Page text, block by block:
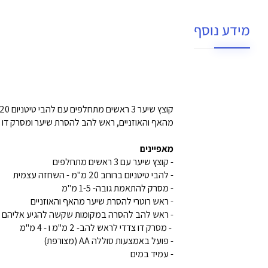
מידע נוסף
קוצץ שיער 3 ראשים מתחלפים עם להבי טיטניום 20 מ"מ בעלי השחזה עצמית. עם ראש רוטורי להסרת שיער
מהאף והאוזניים, ראש להב להסרת שיער ומסרק דו
מאפיינים
- קוצץ שיער עם 3 ראשים מתחלפים
- להבי טיטניום ברוחב 20 מ"מ - השחזה עצמית
- מסרק להתאמת גובה- 1-5 מ"מ
- ראש רוטרי להסרת שיער מהאף והאוזניים
- ראש להב להסרה במקומות שקשה להגיע אליהם
- מסרק דו צדדי לראש להב- 2 מ"מ ו - 4 מ"מ
- פועל באמצעות סוללה AA (מצורפת)
- עמיד במים